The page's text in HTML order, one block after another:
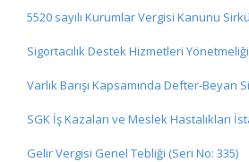
5520 sayılı Kurumlar Vergisi Kanunu
Sigortacılık Destek Hizmetleri
Varlık Barışı Kapsamında Defter-Beyan
SGK İş Kazaları ve Meslek Hastalıkları
Gelir Vergisi Genel Tebliği (Seri No: 335)